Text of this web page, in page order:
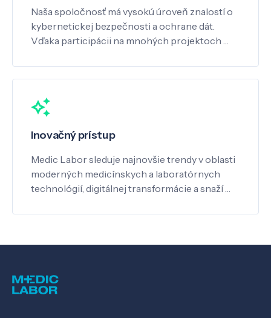
Naša spoločnosť má vysokú úroveň znalostí o
kybernetickej bezpečnosti a ochrane dát.
Vďaka participácii na mnohých projektoch …
Inovačný prístup
Medic Labor sleduje najnovšie trendy v oblasti
moderných medicínskych a laboratórnych
technológií, digitálnej transformácie a snaží …